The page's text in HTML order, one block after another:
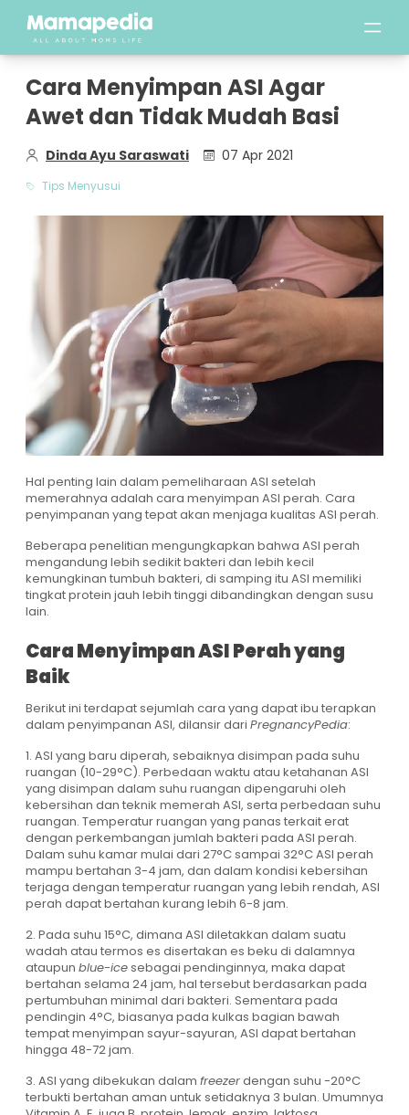
Cara Menyimpan ASI Agar
Awet dan Tidak Mudah Basi
Dinda Ayu Saraswati 07 Apr 2021
Tips Menyusui
Hal penting lain dalam pemeliharaan ASI setelah
memerahnya adalah cara menyimpan ASI perah. Cara
penyimpanan yang tepat akan menjaga kualitas ASI perah.
Beberapa penelitian mengungkapkan bahwa ASI perah
mengandung lebih sedikit bakteri dan lebih kecil
kemungkinan tumbuh bakteri, di samping itu ASI memiliki
tingkat protein jauh lebih tinggi dibandingkan dengan susu
lain.
Cara Menyimpan ASI Perah yang
Baik
Berikut ini terdapat sejumlah cara yang dapat ibu terapkan
dalam penyimpanan ASI, dilansir dari PregnancyPedia:
1. ASI yang baru diperah, sebaiknya disimpan pada suhu
ruangan (10-29°C). Perbedaan waktu atau ketahanan ASI
yang disimpan dalam suhu ruangan dipengaruhi oleh
kebersihan dan teknik memerah ASI, serta perbedaan suhu
ruangan. Temperatur ruangan yang panas terkait erat
dengan perkembangan jumlah bakteri pada ASI perah.
Dalam suhu kamar mulai dari 27°C sampai 32°C ASI perah
mampu bertahan 3-4 jam, dan dalam kondisi kebersihan
terjaga dengan temperatur ruangan yang lebih rendah, ASI
perah dapat bertahan kurang lebih 6-8 jam.
2. Pada suhu 15°C, dimana ASI diletakkan dalam suatu
wadah atau termos es disertakan es beku di dalamnya
ataupun blue-icesebagai pendinginnya, maka dapat
bertahan selama 24 jam, hal tersebut berdasarkan pada
pertumbuhan minimal dari bakteri. Sementara pada
pendingin 4°C, biasanya pada kulkas bagian bawah
tempat menyimpan sayur-sayuran, ASI dapat bertahan
hingga 48-72 jam.
3. ASI yang dibekukan dalam freezerdengan suhu -20°C
terbukti bertahan aman untuk setidaknya 3 bulan. Umumnya